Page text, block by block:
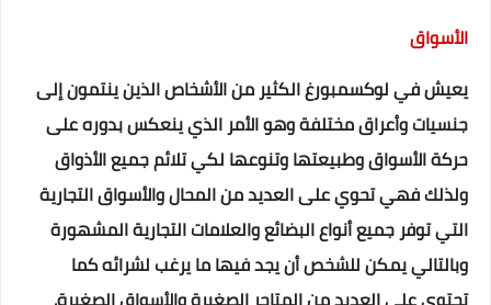
الأسواق
يعيش في لوكسمبورغ الكثير من الأشخاص الذين ينتمون إلى
جنسيات وأعراق مختلفة وهو الأمر الذي ينعكس بدوره على
حركة الأسواق وطبيعتها وتنوعها لكي تلائم جميع الأذواق
ولذلك فهي تحوي على العديد من المحال والأسواق التجارية
التي توفر جميع أنواع البضائع والعلامات التجارية المشهورة
وبالتالي يمكن للشخص أن يجد فيها ما يرغب لشرائه كما